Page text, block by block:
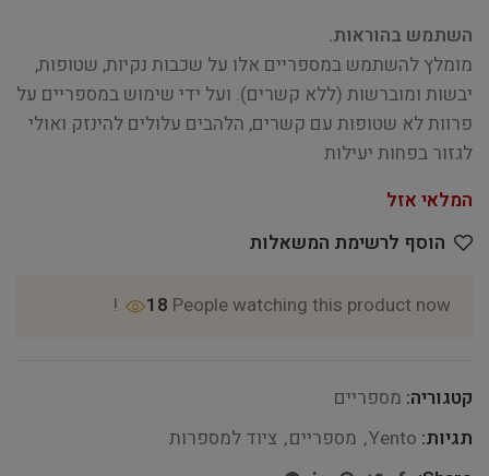
השתמש בהוראות.
מומלץ להשתמש במספריים אלו על שכבות נקיות, שטופות,
יבשות ומוברשות (ללא קשרים). ועל ידי שימוש במספריים על
פרוות לא שטופות עם קשרים, הלהבים עלולים להינזק ואולי
לגזור בפחות יעילות
המלאי אזל
הוסף לרשימת המשאלות
18 People watching this product now!
קטגוריה: מספריים
תגיות: Yento
, מספריים, ציוד למספרות